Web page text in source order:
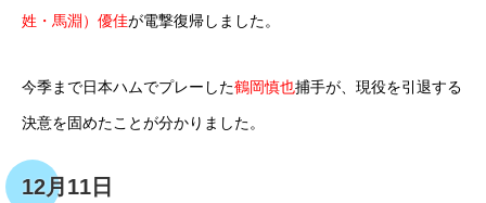
姓・馬淵）優佳が電撃復帰しました。
今季まで日本ハムでプレーした鶴岡慎也捕手が、現役を引退する
決意を固めたことが分かりました。
12月11日